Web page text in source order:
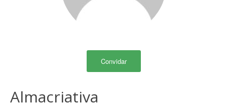
Convidar
Almacriativa